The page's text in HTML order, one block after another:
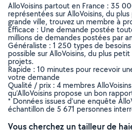
AlloVoisins partout en France : 35
représentées sur AlloVoisins, du
grande ville, trouvez un membre à
Efficace : Une demande postée
millions de demandes postées par
Généraliste : 1 250 types de
possible sur AlloVoisins, du plus
projets.
Rapide : 10 minutes pour recevoir
votre demande
Qualité / prix : 4 membres
qu’AlloVoisins propose un bon
* Données issues d’une enquête
échantillon de 5 671 personnes
Vous cherchez un tailleur de